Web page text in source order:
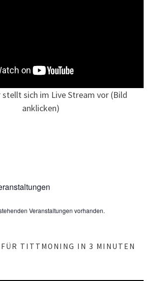
stellt sich im Live Stream vor (Bild
anklicken)
Veranstaltungen vorhanden.
TITTMONING IN 3 MINUTEN